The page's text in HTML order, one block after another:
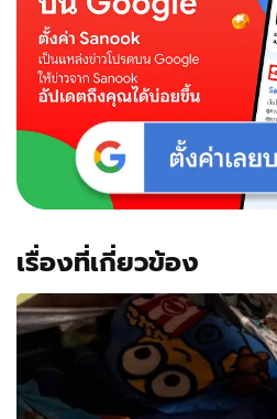
เรื่องที่เกี่ยวข้อง